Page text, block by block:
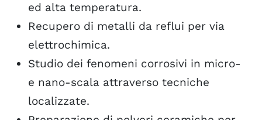
ed alta temperatura.
Recupero di metalli da reflui per via
elettrochimica.
Studio dei fenomeni corrosivi in micro-
e nano-scala attraverso tecniche
localizzate.